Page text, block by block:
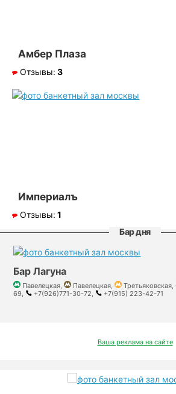
Амбер Плаза
Отзывы: 3
Империалъ
Отзывы: 1
Бар дня
Бар Лагуна
Павелецкая, Павелецкая,
69,
+7(926)771-30-72, +7(915) 223-42-71
Ваша реклама на сайте